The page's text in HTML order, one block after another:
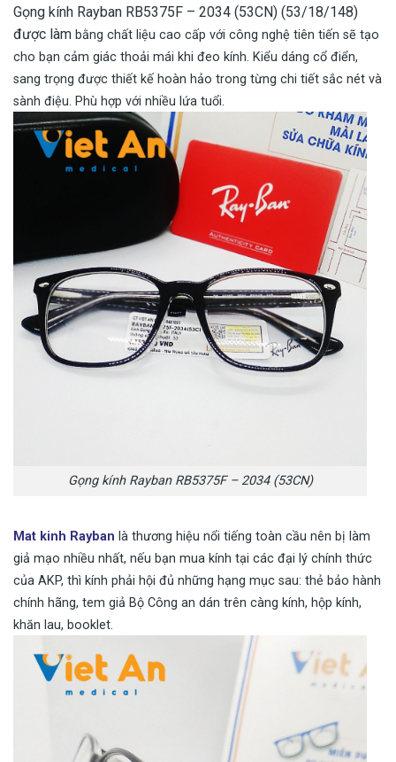
Gọng kính Rayban RB5375F – 2034 (53CN) (53/18/148)
được làm bằng chất liệu cao cấp với công nghệ tiên tiến sẽ tạo
cho bạn cảm giác thoải mái khi đeo kính. Kiểu dáng cổ điển,
sang trọng được thiết kế hoàn hảo trong từng chi tiết sắc nét và
sành điệu. Phù hợp với nhiều lứa tuổi.
Gọng kính Rayban RB5375F – 2034 (53CN)
Mat kinh Rayban là thương hiệu nổi tiếng toàn cầu nên bị làm
giả mạo nhiều nhất, nếu bạn mua kính tại các đại lý chính thức
của AKP, thì kính phải hội đủ những hạng mục sau: thẻ bảo hành
chính hãng, tem giả Bộ Công an dán trên càng kính, hộp kính,
khăn lau, booklet.